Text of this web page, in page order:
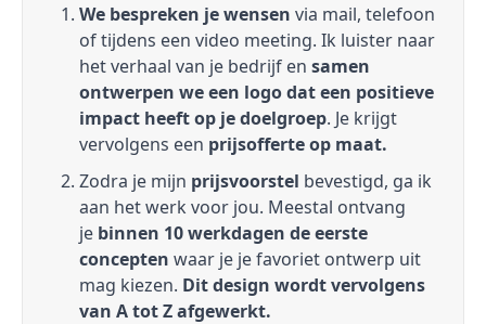
We bespreken je wensen via mail, telefoon
of tijdens een video meeting. Ik luister naar
het verhaal van je bedrijf en samen
ontwerpen we een logo dat een positieve
impact heeft op je doelgroep. Je krijgt
vervolgens een prijsofferte op maat.
Zodra je mijn prijsvoorstel bevestigd, ga ik
aan het werk voor jou. Meestal ontvang
je binnen 10 werkdagen de eerste
concepten waar je je favoriet ontwerp uit
mag kiezen. Dit design wordt vervolgens
van A tot Z afgewerkt.